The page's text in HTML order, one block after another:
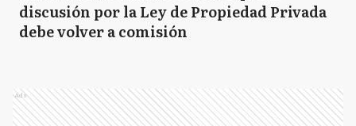
discusión por la Ley de Propiedad Privada
debe volver a comisión
Ads